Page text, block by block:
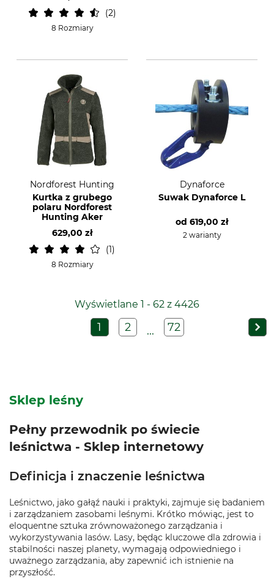
2
8 Rozmiary
Nordforest Hunting
Kurtka z grubego
polaru Nordforest
Hunting Aker
629,00 zł
1
8 Rozmiary
Dynaforce
Suwak Dynaforce L
od 619,00 zł
2 warianty
Wyświetlane 1 - 62 z 4426
1 2 ... 72
Sklep leśny
Pełny przewodnik po świecie
leśnictwa - Sklep internetowy
Definicja i znaczenie leśnictwa
Leśnictwo, jako gałąź nauki i praktyki, zajmuje się badaniem
i zarządzaniem zasobami leśnymi. Krótko mówiąc, jest to
eloquentne sztuka zrównoważonego zarządzania i
wykorzystywania lasów. Lasy, będąc kluczowe dla zdrowia i
stabilności naszej planety, wymagają odpowiedniego i
uważnego zarządzania, aby zapewnić ich istnienie na
przyszłość.